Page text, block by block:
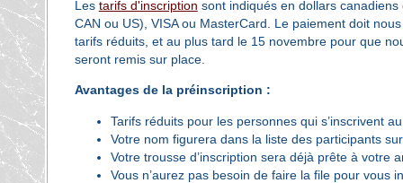
Les tarifs d'inscription sont indiqués en dollars
CAN ou US), VISA ou MasterCard. Le paiement doit
tarifs réduits, et au plus tard le 15 novembre pour que
seront remis sur place.
Avantages de la préinscription :
Tarifs réduits pour les personnes qui s’inscrivent
Votre nom figurera dans la liste des participants
Votre trousse d’inscription sera déjà prête à votre
Vous n’aurez pas besoin de faire la file pour vous